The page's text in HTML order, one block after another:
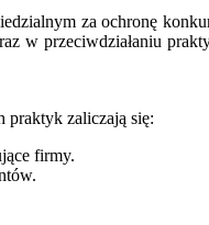
za ochronę
w przeciwdziałaniu
praktyk zaliczają się:
firmy.